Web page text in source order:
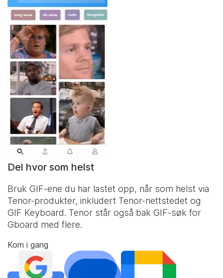
Del hvor som helst
Bruk GIF-ene du har lastet opp, når som helst via
Tenor-produkter, inkludert Tenor-nettstedet og
GIF Keyboard. Tenor står også bak GIF-søk for
Gboard med flere.
Kom i gang